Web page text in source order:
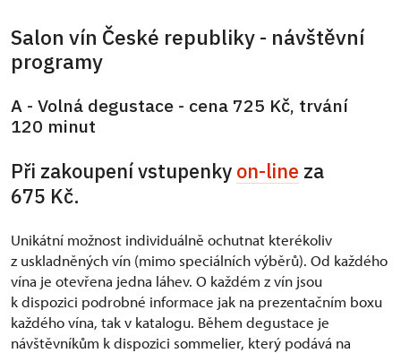
Salon vín České republiky - návštěvní
programy
A - Volná degustace - cena 725 Kč, trvání
120 minut
Při zakoupení vstupenky on-line za
675 Kč.
Unikátní možnost individuálně ochutnat kterékoliv
z uskladněných vín (mimo speciálních výběrů). Od každého
vína je otevřena jedna láhev. O každém z vín jsou
k dispozici podrobné informace jak na prezentačním boxu
každého vína, tak v katalogu. Během degustace je
návštěvníkům k dispozici sommelier, který podává na